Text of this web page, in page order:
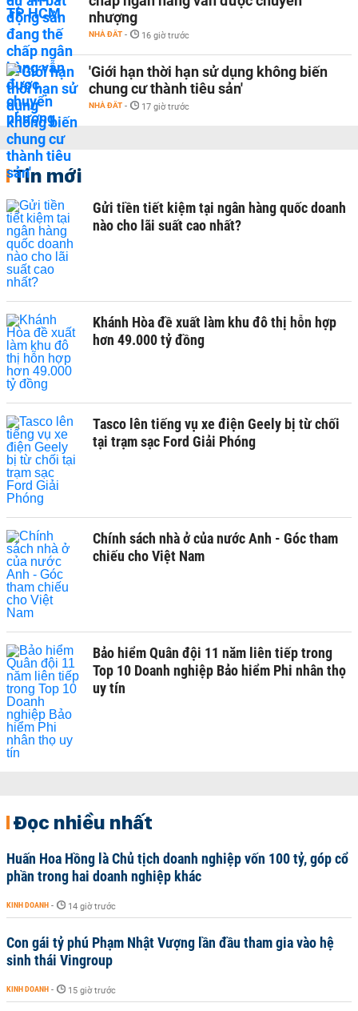
nhượng
NHÀ ĐẤT - 16 giờ trước
'Giới hạn thời hạn sử dụng không biến
chung cư thành tiêu sản'
NHÀ ĐẤT - 17 giờ trước
Tin mới
Gửi tiền tiết kiệm tại ngân hàng quốc doanh
nào cho lãi suất cao nhất?
Khánh Hòa đề xuất làm khu đô thị hỗn hợp
hơn 49.000 tỷ đồng
Tasco lên tiếng vụ xe điện Geely bị từ chối
tại trạm sạc Ford Giải Phóng
Chính sách nhà ở của nước Anh - Góc tham
chiếu cho Việt Nam
Bảo hiểm Quân đội 11 năm liên tiếp trong
Top 10 Doanh nghiệp Bảo hiểm Phi nhân thọ
uy tín
Đọc nhiều nhất
Huấn Hoa Hồng là Chủ tịch doanh nghiệp vốn 100 tỷ, góp cổ
phần trong hai doanh nghiệp khác
KINH DOANH - 14 giờ trước
Con gái tỷ phú Phạm Nhật Vượng lần đầu tham gia vào hệ
sinh thái Vingroup
KINH DOANH - 15 giờ trước